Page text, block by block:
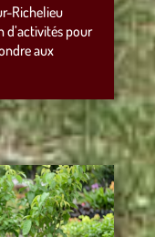
Richelieu
pour
aux